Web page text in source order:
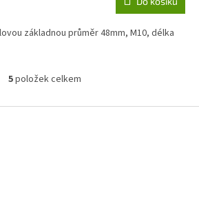
základnou průměr 48mm, M10, délka
O
l
5položek celkem